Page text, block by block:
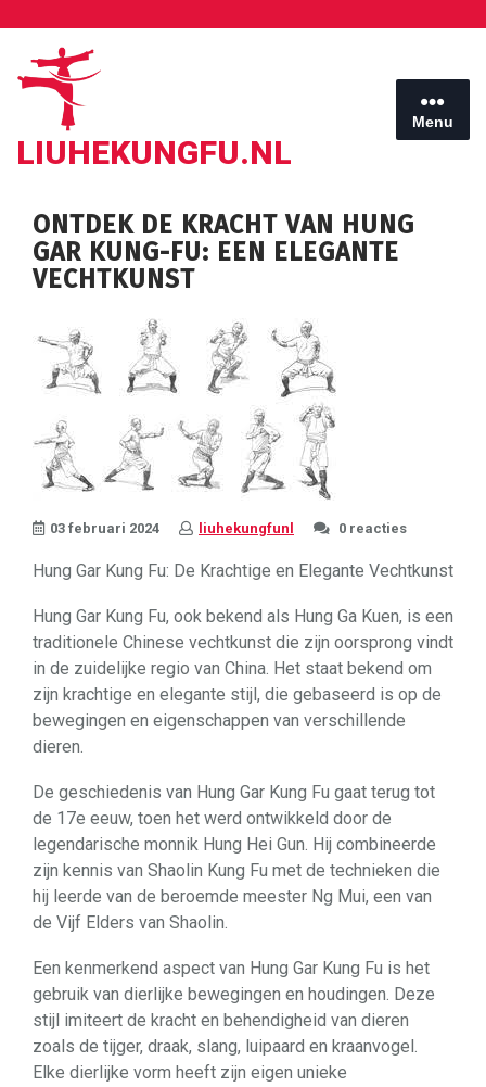
inhoud
LIUHEKUNGFU.NL
Menu
ONTDEK DE KRACHT VAN HUNG
GAR KUNG-FU: EEN ELEGANTE
VECHTKUNST
03 februari 2024 liuhekungfunl 0 reacties
Hung Gar Kung Fu: De Krachtige en Elegante Vechtkunst
Hung Gar Kung Fu, ook bekend als Hung Ga Kuen, is een
traditionele Chinese vechtkunst die zijn oorsprong vindt
in de zuidelijke regio van China. Het staat bekend om
zijn krachtige en elegante stijl, die gebaseerd is op de
bewegingen en eigenschappen van verschillende
dieren.
De geschiedenis van Hung Gar Kung Fu gaat terug tot
de 17e eeuw, toen het werd ontwikkeld door de
legendarische monnik Hung Hei Gun. Hij combineerde
zijn kennis van Shaolin Kung Fu met de technieken die
hij leerde van de beroemde meester Ng Mui, een van
de Vijf Elders van Shaolin.
Een kenmerkend aspect van Hung Gar Kung Fu is het
gebruik van dierlijke bewegingen en houdingen. Deze
stijl imiteert de kracht en behendigheid van dieren
zoals de tijger, draak, slang, luipaard en kraanvogel.
Elke dierlijke vorm heeft zijn eigen unieke